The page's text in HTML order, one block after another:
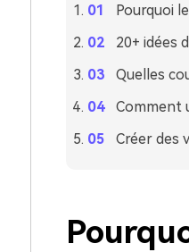
Pourquoi
20+ idées
Quelles
Comment
Créer des